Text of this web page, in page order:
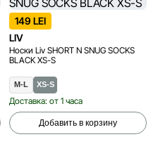
149 LEI
LIV
Носки Liv SHORT N SNUG SOCKS
BLACK XS-S
M-L XS-S
Доставка: от 1 часа
Добавить в корзину